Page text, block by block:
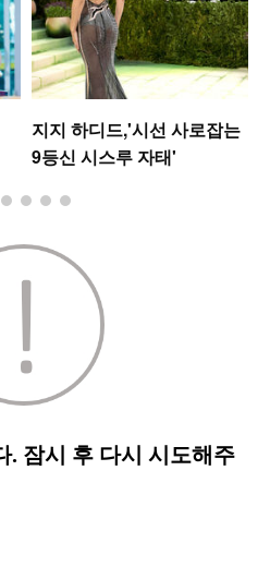
지지 하디드,'시선 사로잡는
9등신 시스루 자태'